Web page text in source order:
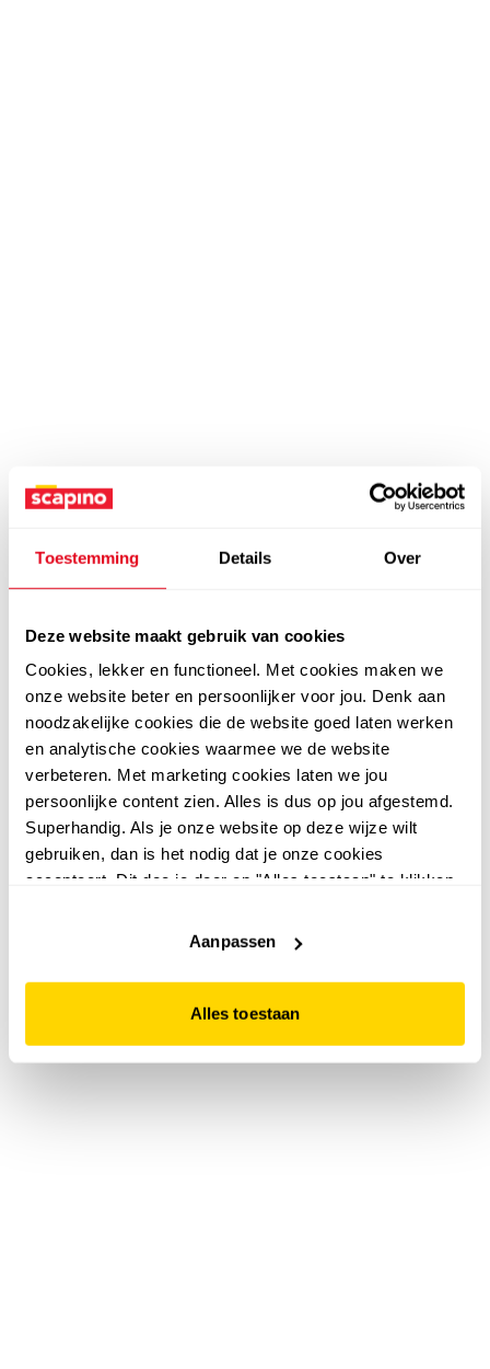
Toestemming Details Over
Deze website maakt gebruik van cookies
Cookies, lekker en functioneel. Met cookies maken we
onze website beter en persoonlijker voor jou. Denk aan
noodzakelijke cookies die de website goed laten werken
en analytische cookies waarmee we de website
verbeteren. Met marketing cookies laten we jou
persoonlijke content zien. Alles is dus op jou afgestemd.
Superhandig. Als je onze website op deze wijze wilt
gebruiken, dan is het nodig dat je onze cookies
accepteert. Dit doe je door op "Alles toestaan" te klikken.
website niet optimaal functioneert.
Aanpassen
Alles toestaan